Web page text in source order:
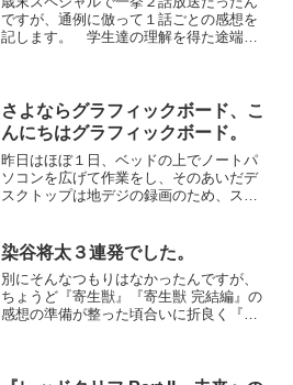
ですが、通例に倣って１話ごとの感想を
記します。 学生達の理解を得た途端、
りに斗貴子は目を瞠る。だ...
さよならグラフィックボード、こ
んにちはグラフィックボード。
昨日はほぼ１日、ベッドの上でノートパ
ソコンを広げて作業をし、そのあいだデ
スクトップは地デジの録画のため、スリ
あり、待っているうちに不安になってく
る。で、ある番組の始まる...
染谷将太３連発でした。
別にそんなつもりはなかったんですが、
ちょうど『寄生獣』『寄生獣 完結編』の
感想の準備が整った頃合いに折良く『バ